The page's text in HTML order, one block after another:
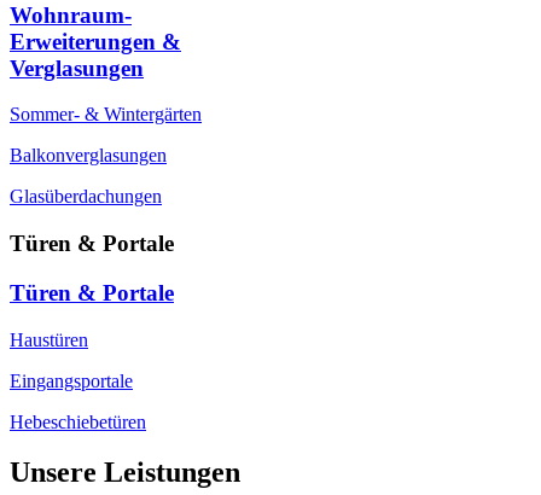
Wohnraum-
Erweiterungen &
Verglasungen
Sommer- & Wintergärten
Balkonverglasungen
Glasüberdachungen
Türen & Portale
Türen & Portale
Haustüren
Eingangsportale
Hebeschiebetüren
Unsere Leistungen